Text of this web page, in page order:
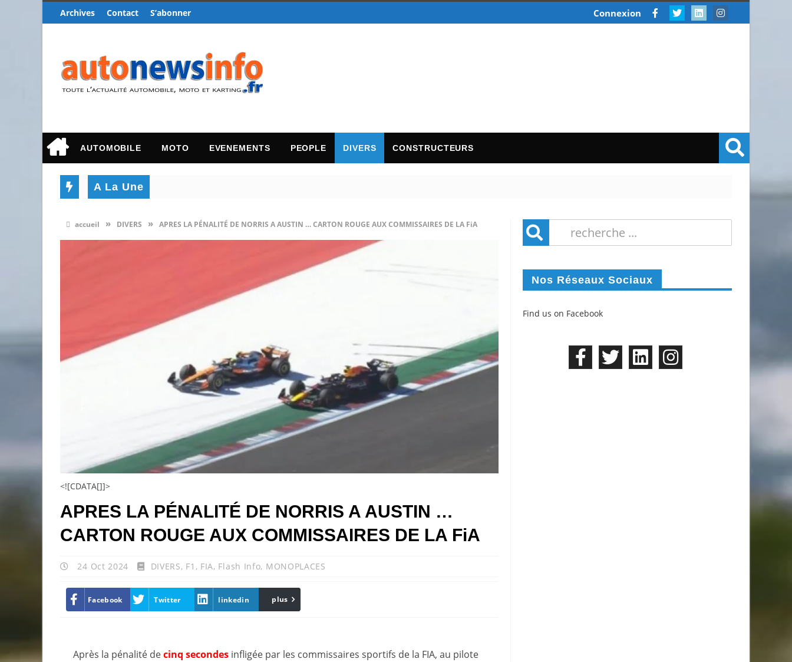
Archives Contact S’abonner Connexion
AUTOMOBILE MOTO EVENEMENTS PEOPLE DIVERS CONSTRUCTEURS
A La Une
accueil » DIVERS » APRES LA PÉNALITÉ DE NORRIS A AUSTIN … CARTON ROUGE AUX COMMISSAIRES DE LA FiA
<![CDATA[]]>
APRES LA PÉNALITÉ DE NORRIS A AUSTIN …
CARTON ROUGE AUX COMMISSAIRES DE LA FiA
24 Oct 2024 DIVERS, F1 , FIA, Flash Info, MONOPLACES
Facebook Twitter linkedin Email
plus
Après la pénalité decinq secondes infligée par les commissaires sportifs de la FIA, au pilote
Nos Réseaux Sociaux
Find us on Facebook